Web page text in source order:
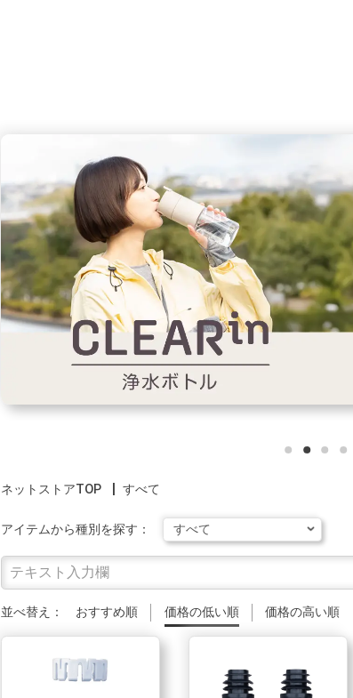
ネットストアTOP すべて
アイテムから種別を探す：
並べ替え： おすすめ順 価格の低い順 価格の高い順